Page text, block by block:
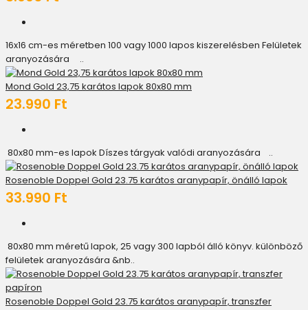
16x16 cm-es méretben 100 vagy 1000 lapos kiszerelésben Felületek
aranyozására ..
Mond Gold 23,75 karátos lapok 80x80 mm
23.990 Ft
80x80 mm-es lapok Díszes tárgyak valódi aranyozására ..
Rosenoble Doppel Gold 23.75 karátos aranypapír, önálló lapok
33.990 Ft
80x80 mm méretű lapok, 25 vagy 300 lapból álló könyv. különböző
felületek aranyozására &nb..
Rosenoble Doppel Gold 23.75 karátos aranypapír, transzfer